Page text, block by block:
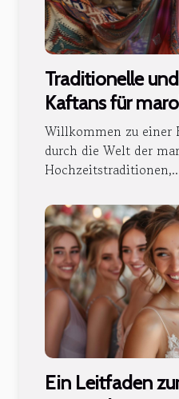
Traditionelle
Kaftans für
Hochzeiten
Willkommen zu einer
durch die Welt der
Ein Leitfaden